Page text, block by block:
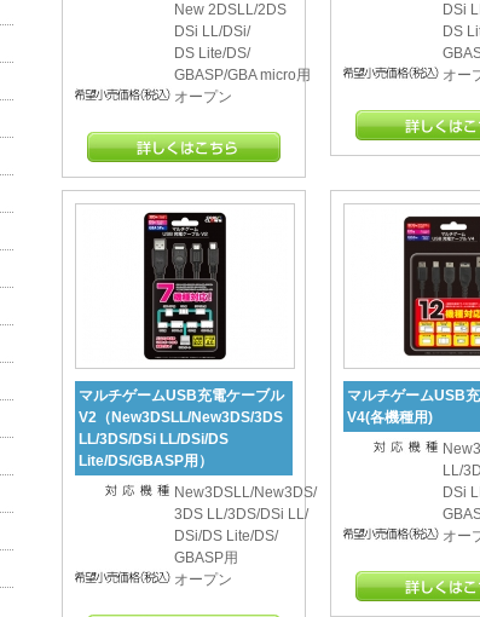
New 2DSLL/2DS
DSi LL/DSi/
DS Lite/DS/
GBASP/GBA micro用
オープン
DSi
DS
オー
マルチゲームUSB充電ケーブル
V2（New3DSLL/New3DS/3DS
LL/3DS/DSi LL/DSi/DS
Lite/DS/GBASP用）
New3DSLL/New3DS/
3DS LL/3DS/DSi LL/
DSi/DS Lite/DS/
GBASP用
オープン
マルチゲームUSB
V4(各機種用)
LL/
DSi
オー